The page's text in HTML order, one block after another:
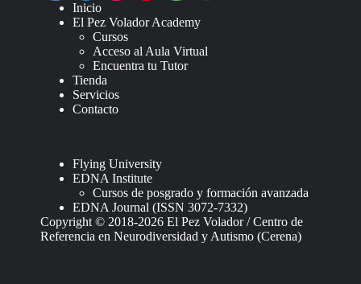
Inicio
El Pez Volador Academy
Cursos
Acceso al Aula Virtual
Encuentra tu Tutor
Tienda
Servicios
Contacto
Flying University
EDNA Institute
Cursos de posgrado y formación avanzada
EDNA Journal (ISSN 3072-7332)
Copyright © 2018-2026 El Pez Volador / Centro de
Referencia en Neurodiversidad y Autismo (Cerena)